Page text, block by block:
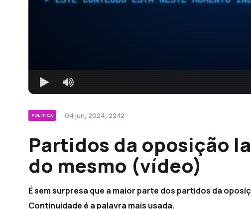
POLÍTICA 04 jun, 2024, 22:12
Partidos da oposição
do mesmo (vídeo)
É sem surpresa que a maior parte dos partidos da
Continuidade é a palavra mais usada.